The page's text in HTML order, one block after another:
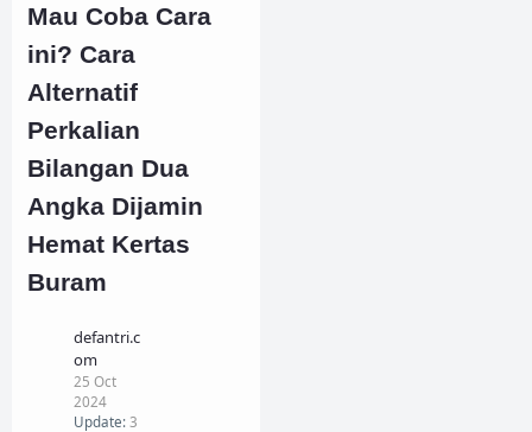
Mau Coba Cara
ini? Cara
Alternatif
Perkalian
Bilangan Dua
Angka Dijamin
Hemat Kertas
Buram
defantri.c
om
25 Oct
2024
Update: 3